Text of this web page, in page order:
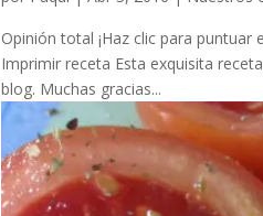
Opinión total ¡Haz clic para
Imprimir receta Esta exquisita
blog. Muchas gracias...